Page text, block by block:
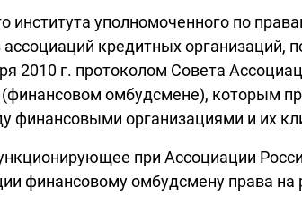
уполномоченного по
кредитных организаций,
2010 г. протоколом Совета
омбудсмене), которым
финансовыми организациями и их
при Ассоциации
финансовому омбудсмену права на